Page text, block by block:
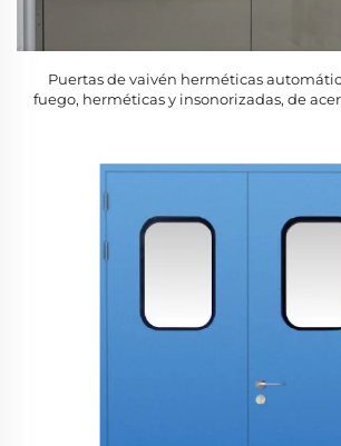
Puertas de vaivén herméticas
fuego, herméticas y insonorizadas, de